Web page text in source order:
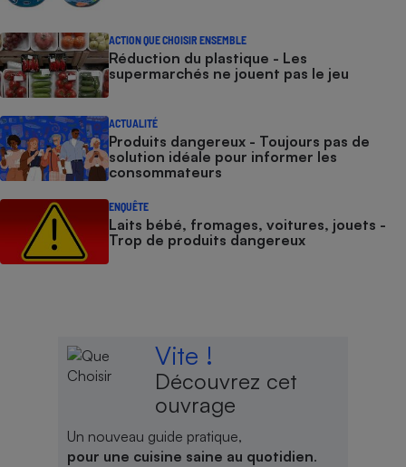
ACTION QUE CHOISIR ENSEMBLE
Réduction du plastique - Les
supermarchés ne jouent pas le jeu
ACTUALITÉ
Produits dangereux - Toujours pas de
solution idéale pour informer les
consommateurs
ENQUÊTE
Laits bébé, fromages, voitures, jouets -
Trop de produits dangereux
Vite !
Découvrez cet
ouvrage
Un nouveau guide pratique,
pour une cuisine saine au quotidien.